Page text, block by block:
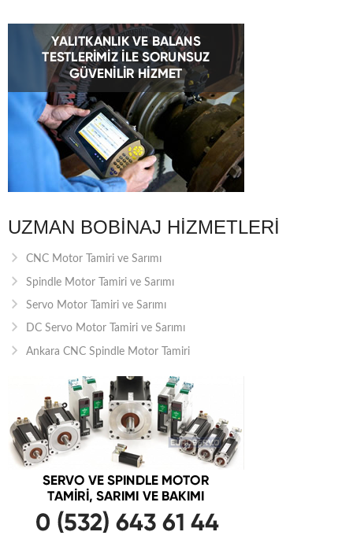
UZMAN BOBINAJ HIZMETLERI
CNC Motor Tamiri ve Sarımı
Spindle Motor Tamiri ve Sarımı
Servo Motor Tamiri ve Sarımı
DC Servo Motor Tamiri ve Sarımı
Ankara CNC Spindle Motor Tamiri